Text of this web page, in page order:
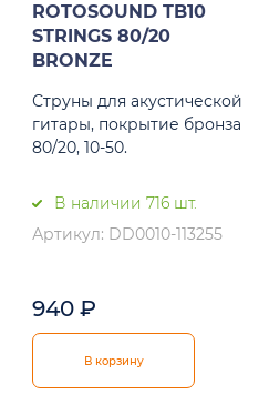
ROTOSOUND TB10
STRINGS 80/20
BRONZE
Струны для акустической
гитары, покрытие бронза
80/20, 10-50.
В наличии 716 шт.
Артикул: DD0010-113255
940 ₽
В корзину